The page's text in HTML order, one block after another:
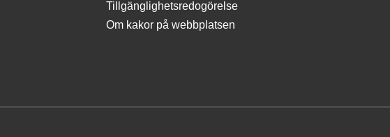
Tillgänglighetsredogörelse
Om kakor på webbplatsen